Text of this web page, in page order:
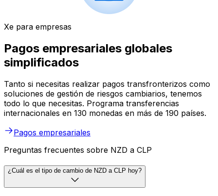
Xe para empresas
Pagos empresariales globales
simplificados
Tanto si necesitas realizar pagos transfronterizos como
soluciones de gestión de riesgos cambiarios, tenemos
todo lo que necesitas. Programa transferencias
internacionales en 130 monedas en más de 190 países.
Pagos empresariales
Preguntas frecuentes sobre NZD a CLP
¿Cuál es el tipo de cambio de NZD a CLP hoy?